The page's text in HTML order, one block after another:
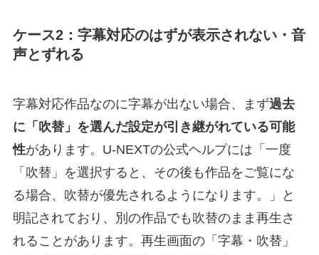
ケース2：字幕対応のはずが表示されない・音
声とずれる
字幕対応作品なのに字幕が出ない場合、まず過去
に「吹替」を選んだ設定が引き継がれている可能
性があります。U-NEXTの公式ヘルプには「一度
「吹替」を選択すると、その後も作品をご覧にな
る場合、吹替が優先されるようになります。」と
明記されており、別の作品でも吹替のまま再生さ
れることがあります。再生画面の「字幕・吹替」